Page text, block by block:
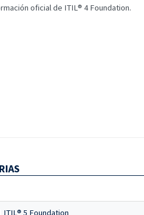
oficial de ITIL® 4 Foundation.
ITIL® 5 Foundation